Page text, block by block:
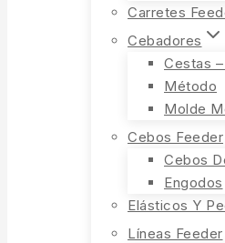
Carretes
Cebadores
Cestas
Método
Molde
Cebos Feeder
Cebos
Engodos
Elásticos Y
Líneas Feeder